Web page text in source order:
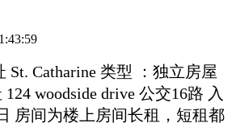
St. Catharine 类型 ：独立房屋
woodside drive 公交16路 入
房间为楼上房间长租，短租都